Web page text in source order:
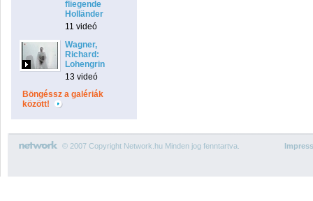
fliegende
Holländer
11 videó
Wagner,
Richard:
Lohengrin
13 videó
Böngéssz a galériák
között!
© 2007 Copyright Network.hu Minden jog fenntartva.